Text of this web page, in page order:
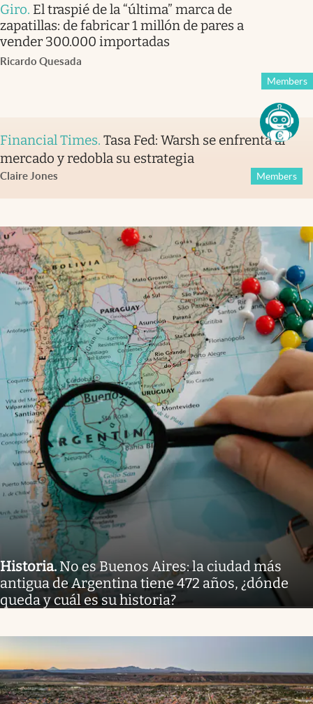
Giro. El traspié de la “última” marca de
zapatillas: de fabricar 1 millón de pares a
vender 300.000 importadas
Ricardo Quesada
Members
Financial Times. Tasa Fed: Warsh se enfrenta al
mercado y redobla su estrategia
Claire Jones Members
Historia. No es Buenos Aires: la ciudad más
antigua de Argentina tiene 472 años, ¿dónde
queda y cuál es su historia?